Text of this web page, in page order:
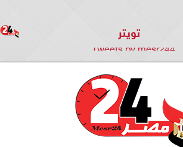
تويتر
Tweets by mesr244